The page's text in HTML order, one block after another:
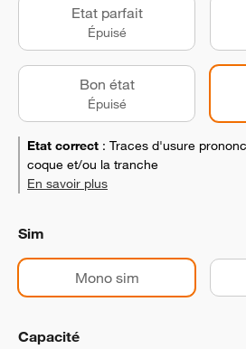
Etat parfait
Épuisé
Bon état
Épuisé
Etat correct : Traces d'usure
coque et/ou la tranche
En savoir plus
Sim
Mono sim
Capacité